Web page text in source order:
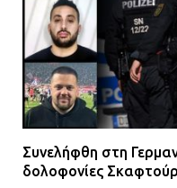
Συνελήφθη στη
δολοφονίες